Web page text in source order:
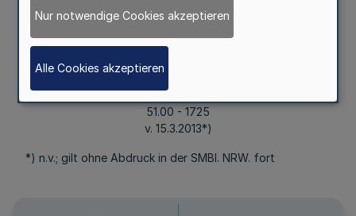
Jahresberichte der Vermessungs- und
Katasterbehörden
RdErl. d. Ministeriums für Inneres und Kommunales - 36 -
51.00 - 1725
v. 15.3.2013*)
*) n.v.; gilt ohne Abdruck in der SMBl. NRW. fort
Nur notwendige Cookies akzeptieren
Alle Cookies akzeptieren